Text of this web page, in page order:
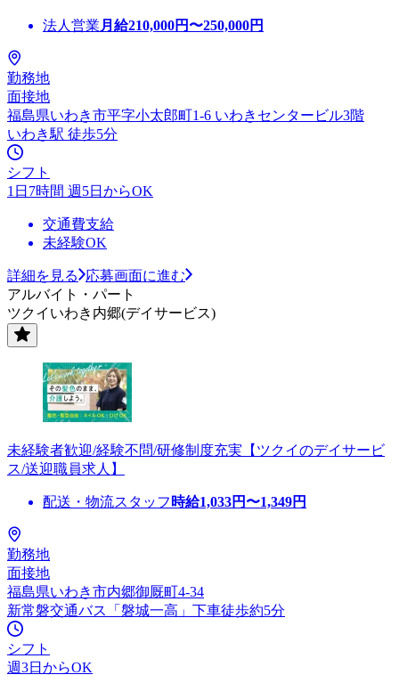
法人営業 月給210,000円〜250,000円
勤務地
面接地
福島県いわき市平字小太郎町1-6 いわきセンタービル3階
いわき駅 徒歩5分
シフト
1日7時間 週5日からOK
交通費支給
未経験OK
詳細を見る
応募画面に進む
アルバイト・パート
ツクイいわき内郷(デイサービス)
未経験者歓迎/経験不問/研修制度充実【ツクイのデイサービ
ス/送迎職員求人】
配送・物流スタッフ 時給1,033円〜1,349円
勤務地
面接地
福島県いわき市内郷御厩町4-34
新常磐交通バス「磐城一高」下車徒歩約5分
シフト
週3日からOK